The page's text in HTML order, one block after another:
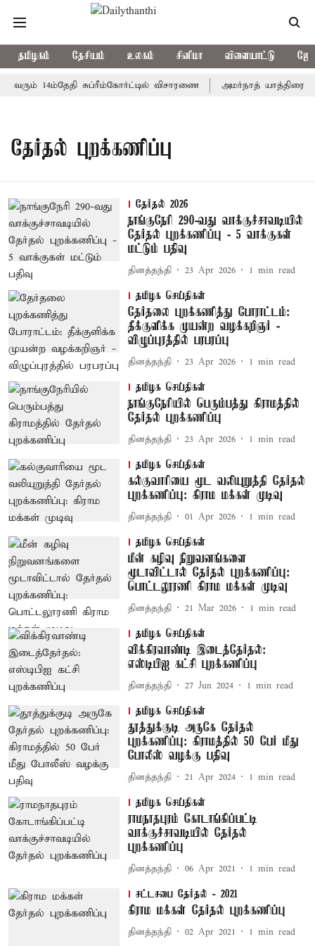
தமிழகம் தேசியம் உலகம் சினிமா விளையாட்டு
வரும் 14ம்தேதி சுப்ரீம்கோர்ட்டில் விசாரணை அமர்நாத் யாத்திரை
தேர்தல் புறக்கணிப்பு
தேர்தல் 2026
நாங்குநேரி 290-வது வாக்குச்சாவடியில்
தேர்தல் புறக்கணிப்பு - 5 வாக்குகள்
மட்டும் பதிவு
தினத்தந்தி 23 Apr 2026 1 min read
தமிழக செய்திகள்
தேர்தலை புறக்கணித்து போராட்டம்:
தீக்குளிக்க முயன்ற வழக்கறிஞர் -
விழுப்புரத்தில் பரபரப்பு
தினத்தந்தி 23 Apr 2026 1 min read
தமிழக செய்திகள்
நாங்குநேரியில் பெரும்பத்து கிராமத்தில்
தேர்தல் புறக்கணிப்பு
தினத்தந்தி 23 Apr 2026 1 min read
தமிழக செய்திகள்
கல்குவாரியை மூட வலியுறுத்தி தேர்தல்
புறக்கணிப்பு: கிராம மக்கள் முடிவு
தினத்தந்தி 01 Apr 2026 1 min read
தமிழக செய்திகள்
மீன் கழிவு நிறுவனங்களை
மூடாவிட்டால் தேர்தல் புறக்கணிப்பு:
பொட்டலூரணி கிராம மக்கள் முடிவு
தினத்தந்தி 21 Mar 2026 1 min read
தமிழக செய்திகள்
விக்கிரவாண்டி இடைத்தேர்தல்:
எஸ்டிபிஐ கட்சி புறக்கணிப்பு
தினத்தந்தி 27 Jun 2024 1 min read
தமிழக செய்திகள்
தூத்துக்குடி அருகே தேர்தல்
புறக்கணிப்பு: கிராமத்தில் 50 பேர் மீது
போலீஸ் வழக்கு பதிவு
தினத்தந்தி 21 Apr 2024 1 min read
தமிழக செய்திகள்
ராமநாதபுரம் கோடாங்கிப்பட்டி
வாக்குச்சாவடியில் தேர்தல்
புறக்கணிப்பு
தினத்தந்தி 06 Apr 2021 1 min read
சட்டசபை தேர்தல் - 2021
கிராம மக்கள் தேர்தல் புறக்கணிப்பு
தினத்தந்தி 02 Apr 2021 1 min read